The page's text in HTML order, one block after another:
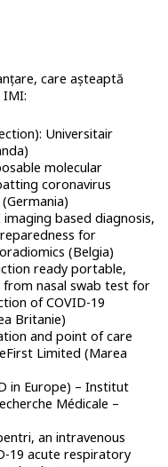
care așteaptă
IMI:
Universitair
molecular
coronavirus
imaging based diagnosis,
for
(Belgia)
ready portable,
nasal swab test for
of COVID-19
Britanie)
and point of care
Limited (Marea
in Europe) – Institut
Médicale –
an intravenous
19 acute respiratory